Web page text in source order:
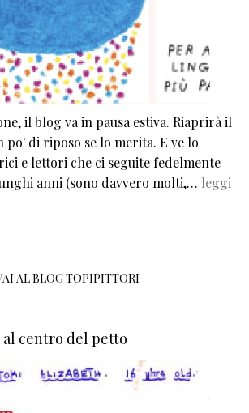
il blog va in pausa estiva. Riaprirà il
po' di riposo se lo merita. E ve lo
e lettori che ci seguite fedelmente
anni (sono davvero molti,… leggi
AL BLOG TOPIPITTORI
al centro del petto